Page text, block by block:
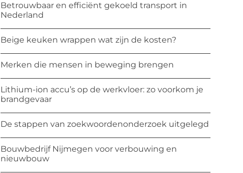
Betrouwbaar en efficiënt gekoeld transport in
Nederland
Beige keuken wrappen wat zijn de kosten?
Merken die mensen in beweging brengen
Lithium-ion accu’s op de werkvloer: zo voorkom je
brandgevaar
De stappen van zoekwoordenonderzoek uitgelegd
Bouwbedrijf Nijmegen voor verbouwing en
nieuwbouw